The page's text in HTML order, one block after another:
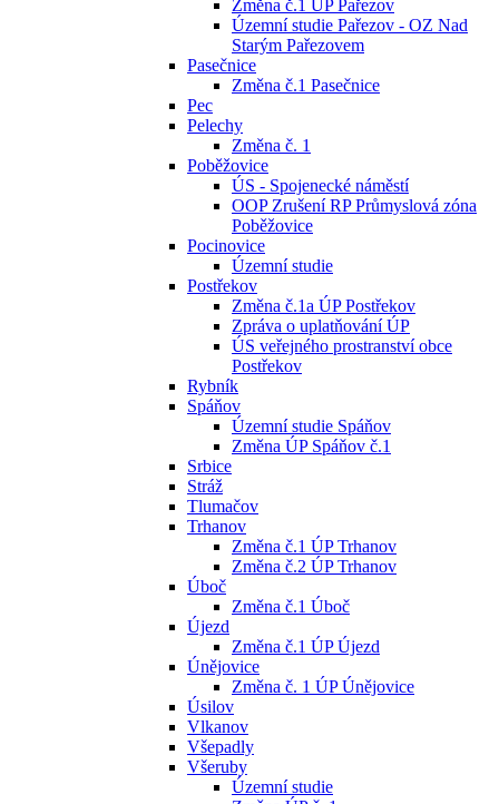
Změna č.1 ÚP Pařezov
Územní studie Pařezov - OZ Nad
Starým Pařezovem
Pasečnice
Změna č.1 Pasečnice
Pec
Pelechy
Změna č. 1
Poběžovice
ÚS - Spojenecké náměstí
OOP Zrušení RP Průmyslová zóna
Poběžovice
Pocinovice
Územní studie
Postřekov
Změna č.1a ÚP Postřekov
Zpráva o uplatňování ÚP
ÚS veřejného prostranství obce
Postřekov
Rybník
Spáňov
Územní studie Spáňov
Změna ÚP Spáňov č.1
Srbice
Stráž
Tlumačov
Trhanov
Změna č.1 ÚP Trhanov
Změna č.2 ÚP Trhanov
Úboč
Změna č.1 Úboč
Újezd
Změna č.1 ÚP Újezd
Únějovice
Změna č. 1 ÚP Únějovice
Úsilov
Vlkanov
Všepadly
Všeruby
Územní studie